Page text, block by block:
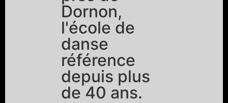
Dornon,
l'école de
danse
référence
depuis plus
de 40 ans.